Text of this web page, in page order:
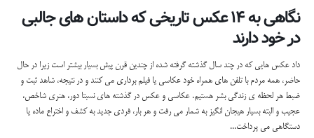
نگاهی به ۱۴ عکس تاریخی که داستان های جالبی
در خود دارند
داد عکس هایی که در چند سال گذشته گرفته شده از چندین قرن پیش بسیار بیشتر است زیرا در حال
حاضر، همه مردم با تلفن های همراه خود عکاسی یا فیلم برداری می کنند و در نتیجه، شاهد ثبت و
ضبط هر لحظه ی زندگی بشر هستیم. عکاسی و عکس در گذشته های نسبتا دور، هنری شاخص،
عجیب و البته بسیار هیجان انگیز به شمار می رفت و هر بار، فردی جدید به کشف و اختراع ماده یا
دستگاهی می پرداخت...